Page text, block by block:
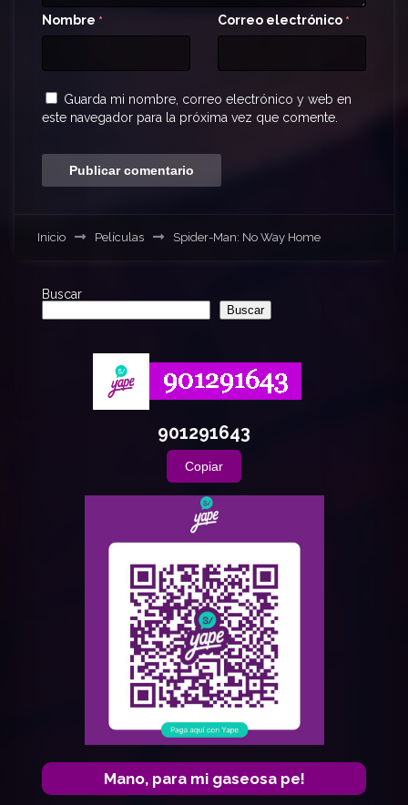
Nombre * Correo electrónico *
Guarda mi nombre, correo electrónico y web en
este navegador para la próxima vez que comente.
Inicio Películas Spider-Man: No Way Home
Buscar
Buscar
901291643
Copiar
Mano, para mi gaseosa pe!